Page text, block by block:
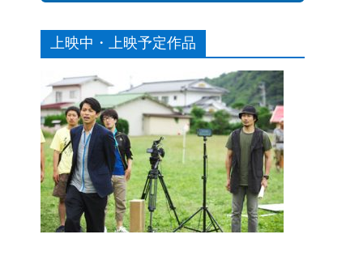
上映中・上映予定作品